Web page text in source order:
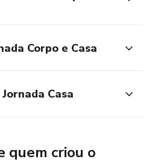
Corpo e Casa
Casa
quem criou o